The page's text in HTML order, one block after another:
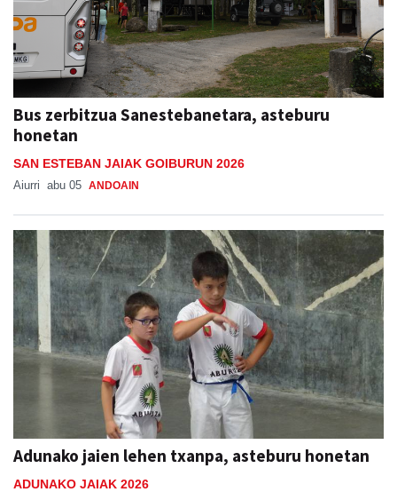
Bus zerbitzua Sanestebanetara, asteburu
honetan
SAN ESTEBAN JAIAK GOIBURUN 2026
Aiurri abu 05 ANDOAIN
Adunako jaien lehen txanpa, asteburu honetan
ADUNAKO JAIAK 2026